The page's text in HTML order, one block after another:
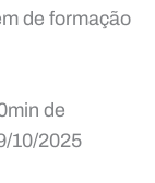
de formação
de
10/2025